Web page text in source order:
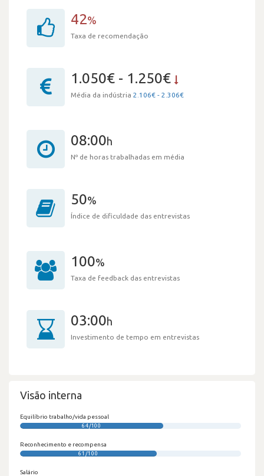
42%
Taxa de recomendação
1.050€ - 1.250€
Média da indústria 2.106€ - 2.306€
08:00h
Nº de horas trabalhadas em média
50%
Índice de dificuldade das entrevistas
100%
Taxa de feedback das entrevistas
03:00h
Investimento de tempo em entrevistas
Visão interna
Equilíbrio trabalho/vida pessoal
64/100
Reconhecimento e recompensa
61/100
Salário